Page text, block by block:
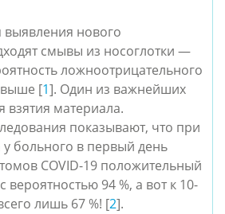
выявления нового
смывы из носоглотки —
ложноотрицательного
выше [1]. Один из важнейших
материала.
показывают, что при
у больного в первый день
COVID-19 положительный
вероятностью 94 %, а вот к 10-
лишь 67 %! [2].